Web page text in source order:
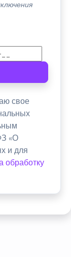
свое
«О
и для
обработку